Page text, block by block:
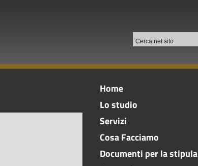
Home
Lo studio
Servizi
Cosa Facciamo
Documenti per la stipula